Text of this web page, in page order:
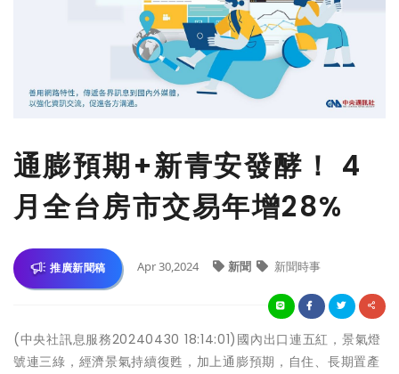
通膨預期+新青安發酵！ 4
月全台房市交易年增28%
推廣新聞稿 Apr 30,2024 新聞 新聞時事
(中央社訊息服務20240430 18:14:01)國內出口連五紅，景氣燈
號連三綠，經濟景氣持續復甦，加上通膨預期，自住、長期置產